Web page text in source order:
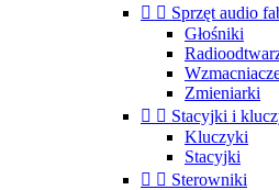
  Sprzęt audio
Głośniki
Zmieniarki
  Stacyjki i
Kluczyki
Stacyjki
  Sterowniki